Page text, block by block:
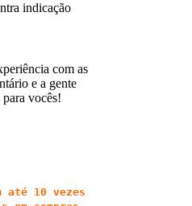
indicação
com as
e a gente
vocês!
até 10 vezes